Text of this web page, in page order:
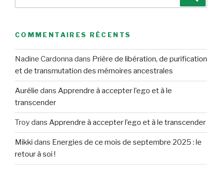
COMMENTAIRES RÉCENTS
Nadine Cardonna dans Prière de libération, de purification
et de transmutation des mémoires ancestrales
Aurélie dans Apprendre à accepter l’ego et à le
transcender
Troydans Apprendre à accepter l’ego et à le transcender
Mikki dans Energies de ce mois de septembre 2025 : le
retour à soi !